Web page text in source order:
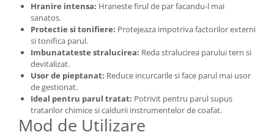
Hranire intensa: Hraneste firul de par facandu-l mai
sanatos.
Protectie si tonifiere: Protejeaza impotriva factorilor externi
si tonifica parul.
Imbunatateste stralucirea: Reda stralucirea parului tern si
devitalizat.
Usor de pieptanat: Reduce incurcarile si face parul mai usor
de gestionat.
Ideal pentru parul tratat: Potrivit pentru parul supus
tratarilor chimice si caldurii instrumentelor de coafat.
Mod de Utilizare